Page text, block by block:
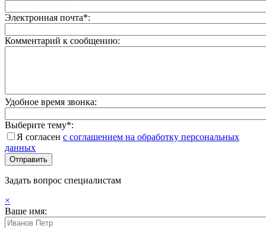
Электронная почта*:
Комментарий к сообщению:
Удобное время звонка:
Выберите тему*:
Я согласен с соглашением на обработку персональных
данных
Задать вопрос специалистам
×
Ваше имя: